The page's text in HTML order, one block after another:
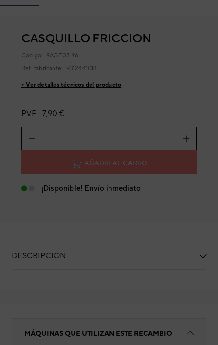
CASQUILLO FRICCION
Código: 9AGF03196
Ref. fabricante: 9312441013
+ Ver detalles técnicos del producto
PVP -7,90 €
AÑADIR AL CARRO
¡Disponible! Envío inmediato
DESCRIPCIÓN
MÁQUINAS QUE UTILIZAN ESTE RECAMBIO